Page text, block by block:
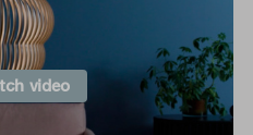
video